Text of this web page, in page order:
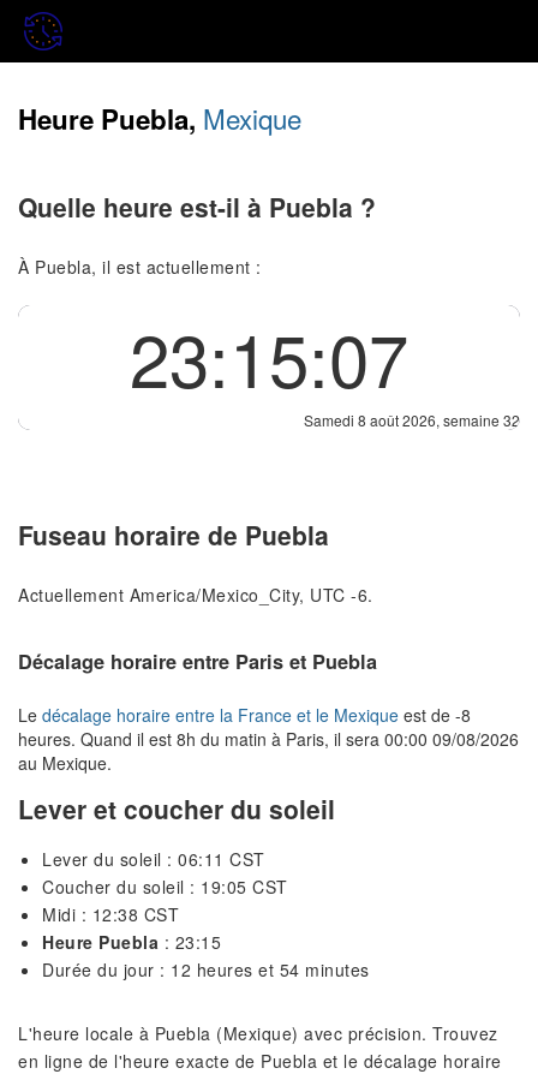
Heure Puebla, Mexique
Quelle heure est-il à Puebla ?
À Puebla, il est actuellement :
23:15:08
Samedi 8 août 2026, semaine 32
Fuseau horaire de Puebla
Actuellement America/Mexico_City, UTC -6.
Décalage horaire entre Paris et Puebla
Le décalage horaire entre la France et le Mexique est de -8
heures. Quand il est 8h du matin à Paris, il sera 00:00 09/08/2026
au Mexique.
Lever et coucher du soleil
Lever du soleil : 06:11 CST
Coucher du soleil : 19:05 CST
Midi : 12:38 CST
Heure Puebla : 23:15
Durée du jour : 12 heures et 54 minutes
L'heure locale à Puebla (Mexique) avec précision. Trouvez
en ligne de l'heure exacte de Puebla et le décalage horaire